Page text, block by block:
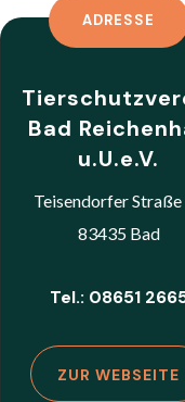
ADRESSE
Bad
u.U.e.V.
Teisendorfer Straße
83435 Bad
Tel.: 08651
ZUR WEBSEITE